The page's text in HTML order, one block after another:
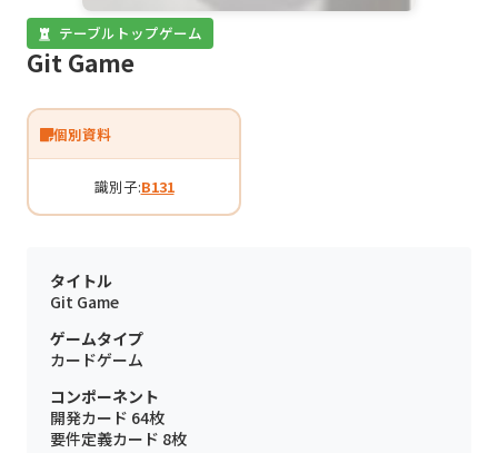
テーブルトップゲーム
Git Game
個別資料
識別子:B131
タイトル
Git Game
ゲームタイプ
カードゲーム
コンポーネント
開発カード 64枚
要件定義カード 8枚